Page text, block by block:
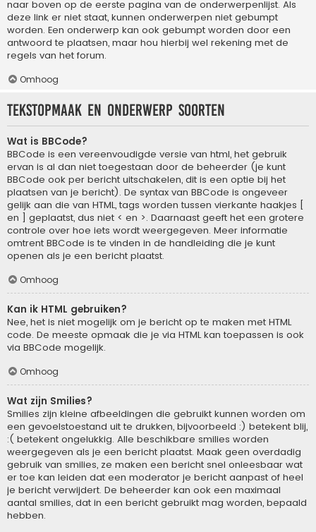
naar boven op de eerste pagina van de onderwerpenlijst. Als
deze link er niet staat, kunnen onderwerpen niet gebumpt
worden. Een onderwerp kan ook gebumpt worden door een
antwoord te plaatsen, maar hou hierbij wel rekening met de
regels van het forum.
Omhoog
Tekstopmaak en onderwerp soorten
Wat is BBCode?
BBCode is een vereenvoudigde versie van html, het gebruik
ervan is al dan niet toegestaan door de beheerder (je kunt
BBCode ook per bericht uitschakelen, dit is een optie bij het
plaatsen van je bericht). De syntax van BBCode is ongeveer
gelijk aan die van HTML, tags worden tussen vierkante haakjes [
en ] geplaatst, dus niet < en >. Daarnaast geeft het een grotere
controle over hoe iets wordt weergegeven. Meer informatie
omtrent BBCode is te vinden in de handleiding die je kunt
openen als je een bericht plaatst.
Omhoog
Kan ik HTML gebruiken?
Nee, het is niet mogelijk om je bericht op te maken met HTML
code. De meeste opmaak die je via HTML kan toepassen is ook
via BBCode mogelijk.
Omhoog
Wat zijn Smilies?
Smilies zijn kleine afbeeldingen die gebruikt kunnen worden om
een gevoelstoestand uit te drukken, bijvoorbeeld :) betekent blij,
:( betekent ongelukkig. Alle beschikbare smilies worden
weergegeven als je een bericht plaatst. Maak geen overdadig
gebruik van smilies, ze maken een bericht snel onleesbaar wat
er toe kan leiden dat een moderator je bericht aanpast of heel
je bericht verwijdert. De beheerder kan ook een maximaal
aantal smilies, dat in een bericht gebruikt mag worden, bepaald
hebben.